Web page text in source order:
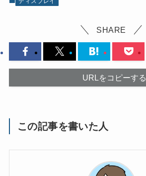
SHARE
URLをコピーする
この記事を書いた人